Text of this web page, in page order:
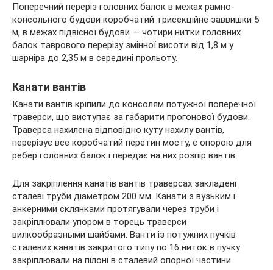
Поперечний переріз головних балок в межах рамно-
консольного будови коробчатий трисекційне заввишки 5
м, в межах підвісної будови — чотири нитки головних
балок таврового перерізу змінної висоти від 1,8 м у
шарніра до 2,35 м в середині прольоту.
Канати вантів
Канати вантів кріпили до консолям потужної поперечної
траверси, що виступає за габарити прогонової будови.
Траверса нахилена відповідно куту нахилу вантів,
перерізує все коробчатий перетин мосту, є опорою для
ребер головних балок і передає на них розпір вантів.
Для закріплення канатів вантів траверсах закладені
сталеві труби діаметром 200 мм. Канати з вузьким і
анкерними склянками протягували через труби і
закріплювали упором в торець траверси
вилкообразными шайбами. Ванти із потужних пучків
сталевих канатів закритого типу по 16 ниток в пучку
закріплювали на пілоні в сталевий опорної частини.